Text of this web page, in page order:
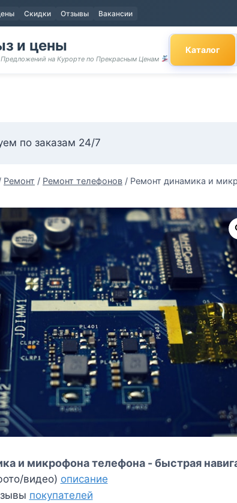
Скидки Отзывы Вакансии
и цены
Предложений на Курорте по Прекрасным Ценам
Каталог
по заказам 24/7
Ремонт / Ремонт телефонов / Ремонт динамика и
и микрофона телефона - быстрая
видео) описание
покупателей